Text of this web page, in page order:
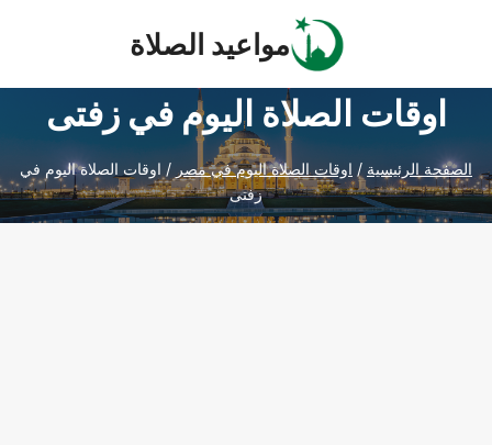
مواعيد الصلاة
اوقات الصلاة اليوم في زفتى
الصفحة الرئيسية / اوقات الصلاة اليوم في مصر / اوقات الصلاة اليوم في
زفتى